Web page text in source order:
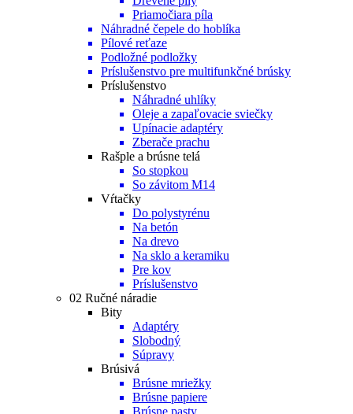
Priamočiara píla
Náhradné čepele do hoblíka
Pílové reťaze
Podložné podložky
Príslušenstvo pre multifunkčné brúsky
Príslušenstvo
Náhradné uhlíky
Oleje a zapaľovacie sviečky
Upínacie adaptéry
Zberače prachu
Rašple a brúsne telá
So stopkou
So závitom M14
Vŕtačky
Do polystyrénu
Na betón
Na drevo
Na sklo a keramiku
Pre kov
Príslušenstvo
02 Ručné náradie
Bity
Adaptéry
Slobodný
Súpravy
Brúsivá
Brúsne mriežky
Brúsne papiere
Brúsne pasty